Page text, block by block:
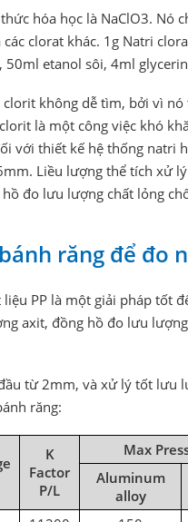
hóa học là NaClO3. Nó
clorat khác. 1g Natri
etanol sôi, 4ml
không dễ tìm, bởi vì
là một công việc khó
với thiết kế hệ thống natri
Liều lượng thể tích xử
đo lưu lượng chất lỏng
răng để đo
PP là một giải pháp tốt
axit, đồng hồ đo lưu
từ 2mm, và xử lý tốt lưu
răng:
K
Factor
P/L
Max
Aluminum
alloy